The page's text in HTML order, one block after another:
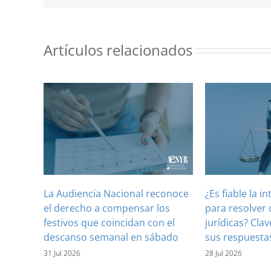
Artículos relacionados
La Audiencia Nacional reconoce
el derecho a compensar los
festivos que coincidan con el
descanso semanal en sábado
31 Jul 2026
¿Es fiable la
para resolver
jurídicas?
sus
28 Jul 2026